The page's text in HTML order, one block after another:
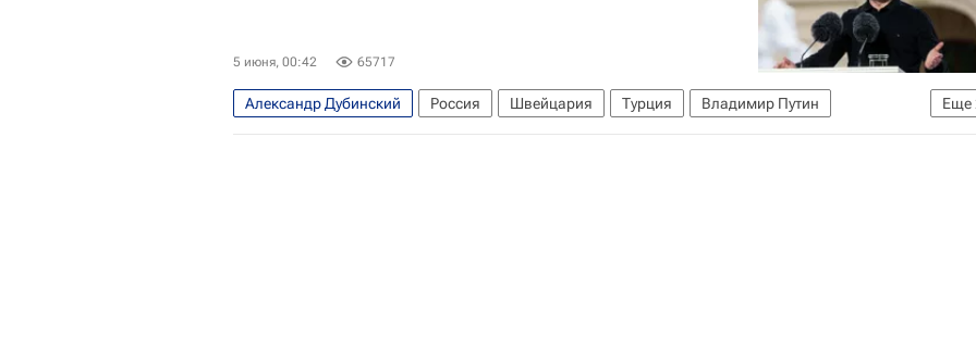
5 июня, 00:42 65717
Еще
Александр Дубинский Россия Швейцария Турция
Владимир Путин
Владимир Зеленский
Верховная Рада Украины